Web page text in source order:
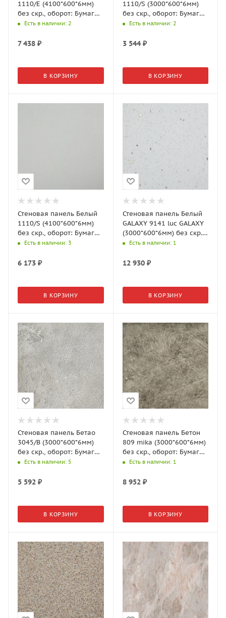
1110/E (4100*600*6мм)
без скр., оборот: Бумага,
2 гр., АМК-Троя
Есть в наличии: 2
7 438 ₽
В КОРЗИНУ
1110/S (3000*600*6мм)
без скр., оборот: Бумага,
CRYSTAL, АМК-Троя
Есть в наличии: 2
3 544₽
В КОРЗИНУ
Стеновая панель Белый
1110/S (4100*600*6мм)
без скр., оборот: Бумага,
1 гр., АМК-Троя
Есть в наличии: 3
6 173 ₽
В КОРЗИНУ
Стеновая панель Белый
GALAXY 9141 luc GALAXY
(3000*600*6мм) без скр.,
оборот: Бумага,10гр.,
Есть в наличии: 1
12 930₽
В КОРЗИНУ
Стеновая панель Бетао
3045/B (3000*600*6мм)
без скр., оборот: Бумага,
3 гр., АМК-Троя
Есть в наличии: 5
5 592 ₽
В КОРЗИНУ
Стеновая панель Бетон
809 mika (3000*600*6мм)
без скр., оборот: Бумага,
7 гр., АМК-Троя
Есть в наличии: 1
8 952₽
В КОРЗИНУ